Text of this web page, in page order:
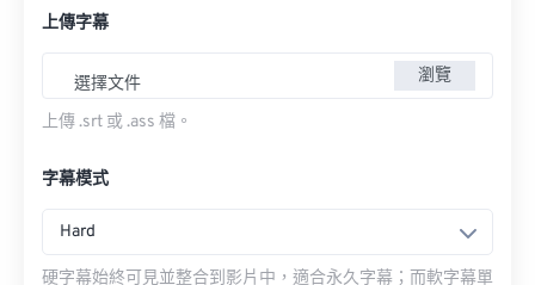
上傳字幕
選擇文件 瀏覽
上傳 .srt 或 .ass 檔。
字幕模式
Hard
硬字幕始終可見並整合到影片中，適合永久字幕；而軟字幕單